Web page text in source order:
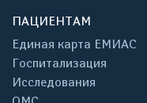
ПАЦИЕНТАМ
Единая карта ЕМИАС
Госпитализация
Исследования